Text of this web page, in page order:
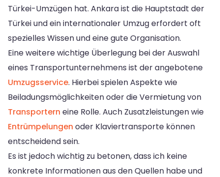
Türkei-Umzügen hat. Ankara ist die Hauptstadt der
Türkei und ein internationaler Umzug erfordert oft
spezielles Wissen und eine gute Organisation.
Eine weitere wichtige Überlegung bei der Auswahl
eines Transportunternehmens ist der angebotene
Umzugsservice. Hierbei spielen Aspekte wie
Beiladungsmöglichkeiten oder die Vermietung von
Transportern eine Rolle. Auch Zusatzleistungen wie
Entrümpelungen oder Klaviertransporte können
entscheidend sein.
Es ist jedoch wichtig zu betonen, dass ich keine
konkrete Informationen aus den Quellen habe und